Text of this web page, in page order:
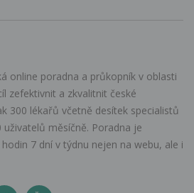
online poradna a průkopník v oblasti
zefektivnit a zkvalitnit české
300 lékařů včetně desítek specialistů
měsíčně. Poradna je
7 dní v týdnu nejen na webu, ale i